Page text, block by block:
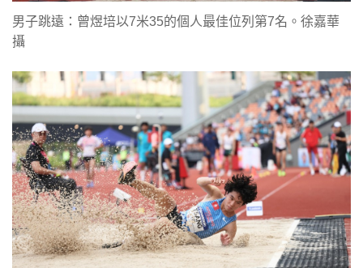
男子跳遠：曾煜培以7米35的個人最佳位列第7名。徐嘉華
攝